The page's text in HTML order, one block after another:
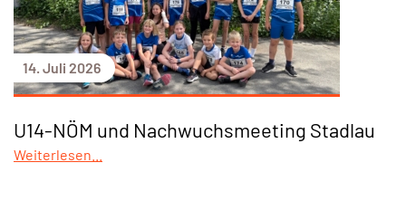
14. Juli 2026
U14-NÖM und Nachwuchsmeeting Stadlau
Weiterlesen...